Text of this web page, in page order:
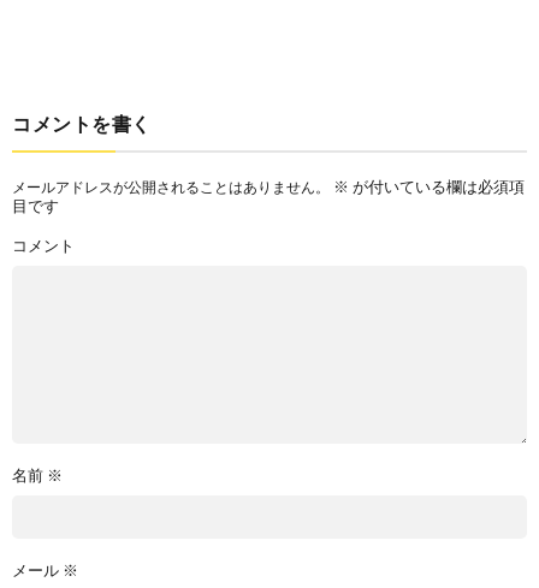
コメントを書く
メールアドレスが公開されることはありません。 ※ が付いている欄は必須項
目です
コメント
名前 ※
メール ※